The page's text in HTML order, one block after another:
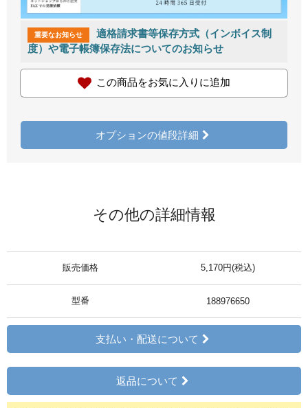
重要なお知らせ
適格請求書等保存方式（インボイス制
度）や電子帳簿保存法についてのお知らせ
この商品をお気に入りに追加
オプションの値段詳細
その他の詳細情報
販売価格 5,170円(税込)
型番 188976650
支払い・配送について
返品について